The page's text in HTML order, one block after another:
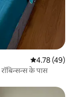
औसत रेटिंग 5 में
4.78 (49)
के पास